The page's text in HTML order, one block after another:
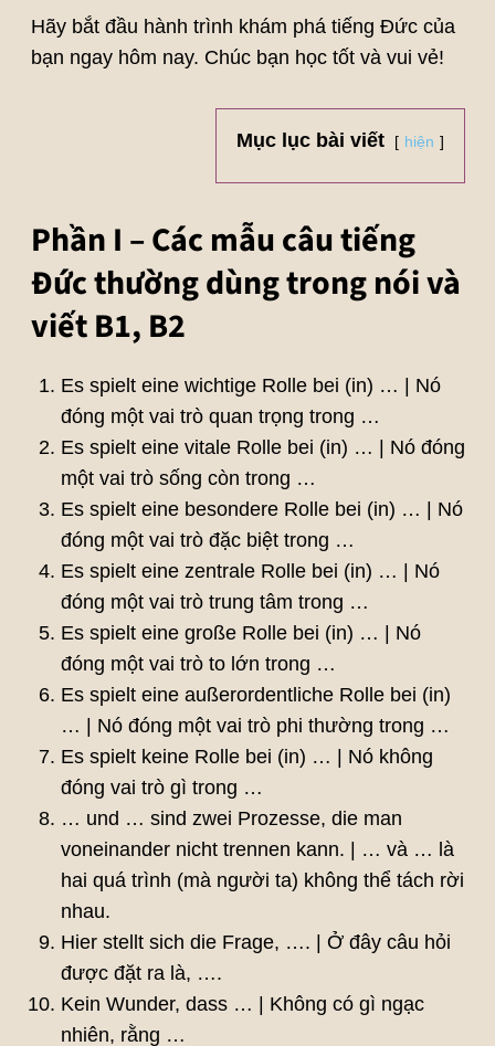
Hãy bắt đầu hành trình khám phá tiếng Đức của
bạn ngay hôm nay. Chúc bạn học tốt và vui vẻ!
Mục lục bài viết hiện
Phần I – Các mẫu câu tiếng
Đức thường dùng trong nói và
viết B1, B2
Es spielt eine wichtige Rolle bei (in) … | Nó
đóng một vai trò quan trọng trong …
Es spielt eine vitale Rolle bei (in) … | Nó đóng
một vai trò sống còn trong …
Es spielt eine besondere Rolle bei (in) … | Nó
đóng một vai trò đặc biệt trong …
Es spielt eine zentrale Rolle bei (in) … | Nó
đóng một vai trò trung tâm trong …
Es spielt eine große Rolle bei (in) … | Nó
đóng một vai trò to lớn trong …
Es spielt eine außerordentliche Rolle bei (in)
… | Nó đóng một vai trò phi thường trong …
Es spielt keine Rolle bei (in) … | Nó không
đóng vai trò gì trong …
… und … sind zwei Prozesse, die man
voneinander nicht trennen kann. | … và … là
hai quá trình (mà người ta) không thể tách rời
nhau.
Hier stellt sich die Frage, …. | Ở đây câu hỏi
được đặt ra là, ….
Kein Wunder, dass … | Không có gì ngạc
nhiên, rằng …